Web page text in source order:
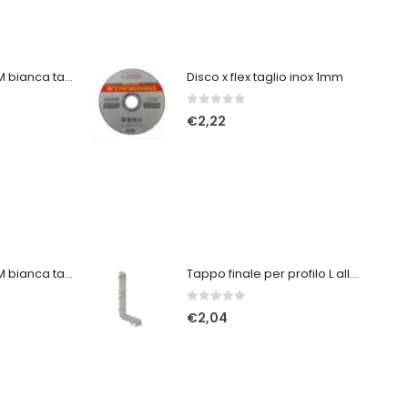
Tuta protettiva 3M bianca taglia XXL
Tuta protettiva 3M bianca taglia XL
Disco x flex taglio inox 1mm
Su 5
€2,22
Tappo finale per profilo L alluminio DX
Su 5
€2,04